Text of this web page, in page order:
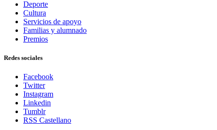
Deporte
Cultura
Servicios de apoyo
Familias y alumnado
Premios
Redes sociales
Facebook
Twitter
Instagram
Linkedin
Tumblr
RSS Castellano